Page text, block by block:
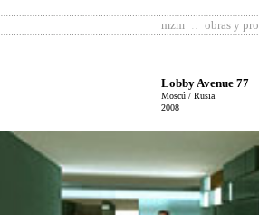
mzm :: obras y
Lobby Avenue 77
Moscú / Rusia
2008